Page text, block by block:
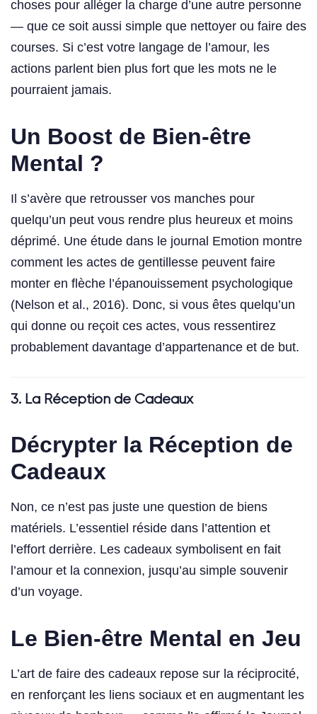
choses pour alléger la charge d’une autre personne
— que ce soit aussi simple que nettoyer ou faire des
courses. Si c’est votre langage de l’amour, les
actions parlent bien plus fort que les mots ne le
pourraient jamais.
Un Boost de Bien-être
Mental ?
Il s’avère que retrousser vos manches pour
quelqu’un peut vous rendre plus heureux et moins
déprimé. Une étude dans le journal Emotion montre
comment les actes de gentillesse peuvent faire
monter en flèche l’épanouissement psychologique
(Nelson et al., 2016). Donc, si vous êtes quelqu’un
qui donne ou reçoit ces actes, vous ressentirez
probablement davantage d’appartenance et de but.
3. La Réception de Cadeaux
Décrypter la Réception de
Cadeaux
Non, ce n’est pas juste une question de biens
matériels. L’essentiel réside dans l’attention et
l’effort derrière. Les cadeaux symbolisent en fait
l’amour et la connexion, jusqu’au simple souvenir
d’un voyage.
Le Bien-être Mental en Jeu
L’art de faire des cadeaux repose sur la réciprocité,
en renforçant les liens sociaux et en augmentant les